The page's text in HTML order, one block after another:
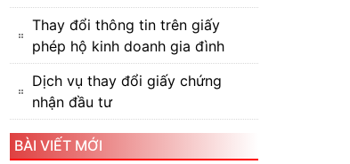
Thay đổi thông tin trên giấy
phép hộ kinh doanh gia đình
Dịch vụ thay đổi giấy chứng
nhận đầu tư
BÀI VIẾT MỚI